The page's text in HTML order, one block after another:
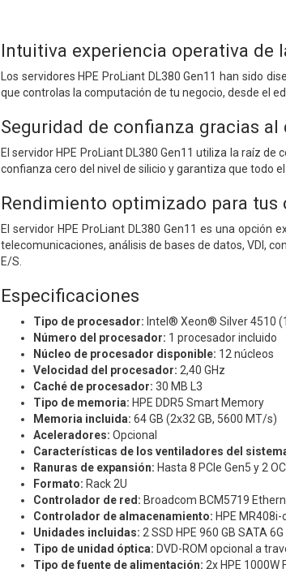
Intuitiva experiencia operativa de
Los servidores HPE ProLiant DL380 Gen11 han sido
que controlas la computación de tu negocio, desde el
Seguridad de confianza gracias
El servidor HPE ProLiant DL380 Gen11 utiliza la raíz
confianza cero del nivel de silicio y garantiza que todo
Rendimiento optimizado para tus
El servidor HPE ProLiant DL380 Gen11 es una
telecomunicaciones, análisis de bases de datos, VDI,
E/S.
Especificaciones
Tipo de procesador: Intel® Xeon® Silver 4510
Número del procesador: 1 procesador incluido
Núcleo de procesador disponible: 12 núcleos
Velocidad del procesador: 2,40 GHz
Caché de procesador: 30 MB L3
Tipo de memoria: HPE DDR5 Smart Memory
Memoria incluida: 64 GB (2x32 GB, 5600 MT/s)
Aceleradores: Opcional
Características de los ventiladores del
Ranuras de expansión: Hasta 8 PCIe Gen5 y 2
Formato: Rack 2U
Controlador de red: Broadcom BCM5719
Controlador de almacenamiento: HPE
Unidades incluidas: 2 SSD HPE 960 GB SATA
Tipo de unidad óptica: DVD-ROM opcional a
Tipo de fuente de alimentación: 2x HPE 1000W